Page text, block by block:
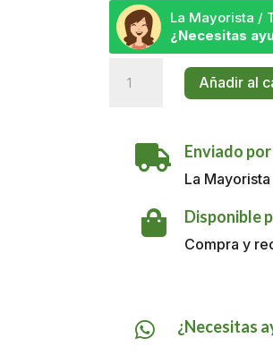
La Mayorista /
¿Necesitas
Húmedas
24und
Añadir al
 Enviado por
La
 Disponible
Compra y
 ¿Necesitas